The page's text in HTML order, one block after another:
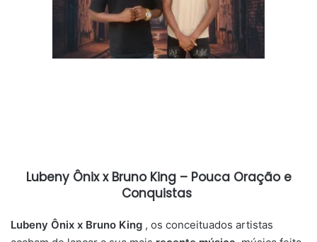
Lubeny Ônix x Bruno King – Pouca Oração e
Conquistas
Lubeny Ônix x Bruno King , os conceituados artistas